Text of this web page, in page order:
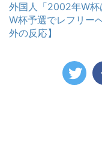
外国人「2002年W杯
W杯予選でレフリー
外の反応】